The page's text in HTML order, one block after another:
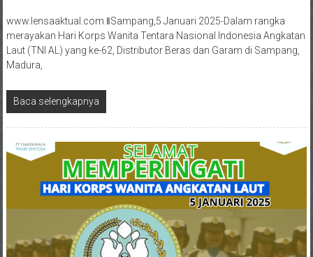
www.lensaaktual.com.ǁSampang,5 Januari 2025-Dalam rangka
merayakan Hari Korps Wanita Tentara Nasional Indonesia Angkatan
Laut (TNI AL) yang ke-62, Distributor Beras dan Garam di Sampang,
Madura,
Baca selengkapnya